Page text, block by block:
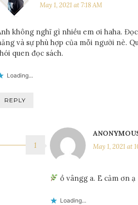
May 1, 2021 at 7:18 AM
không nghĩ gì nhiều em ơi haha.
và sự phù hợp của mỗi người nè.
quen đọc sách.
Loading...
REPLY
May 1, 2021 at
ồ vângg a. E cảm ơn ạ
Loading...